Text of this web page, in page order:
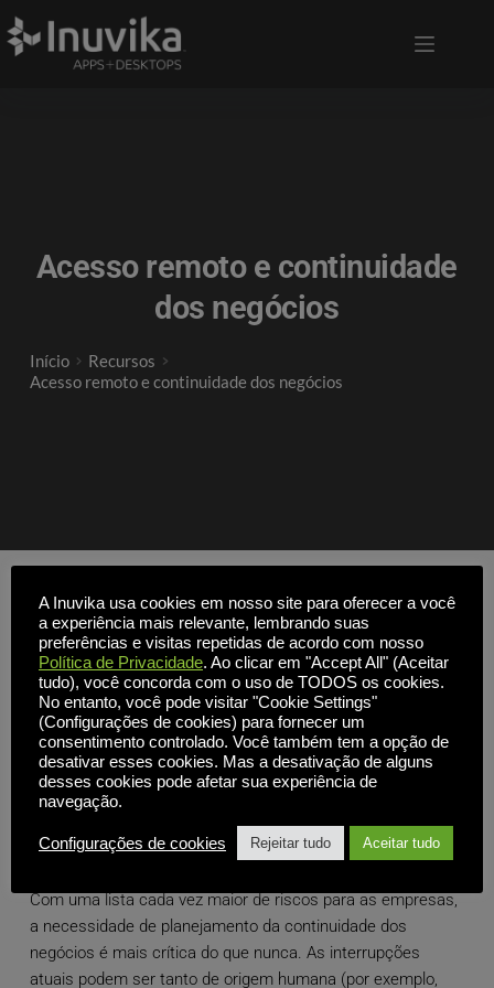
Acesso remoto e continuidade
dos negócios
Início
Recursos
Acesso remoto e continuidade dos negócios
Documentos técnicos
Com uma lista cada vez maior de riscos para as empresas,
a necessidade de planejamento da continuidade dos
negócios é mais crítica do que nunca. As interrupções
atuais podem ser tanto de origem humana (por exemplo,
A Inuvika usa cookies em nosso site para oferecer a você
a experiência mais relevante, lembrando suas
preferências e visitas repetidas de acordo com nosso
Política de Privacidade. Ao clicar em "Accept All" (Aceitar
tudo), você concorda com o uso de TODOS os cookies.
No entanto, você pode visitar "Cookie Settings"
(Configurações de cookies) para fornecer um
consentimento controlado. Você também tem a opção de
desativar esses cookies. Mas a desativação de alguns
desses cookies pode afetar sua experiência de
navegação.
Configurações de cookies Rejeitar tudo Aceitar tudo